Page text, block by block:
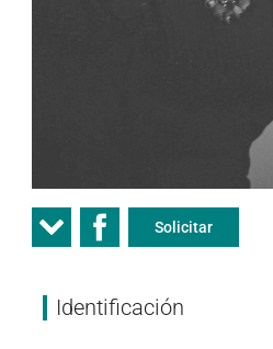
Solicitar
Identificación